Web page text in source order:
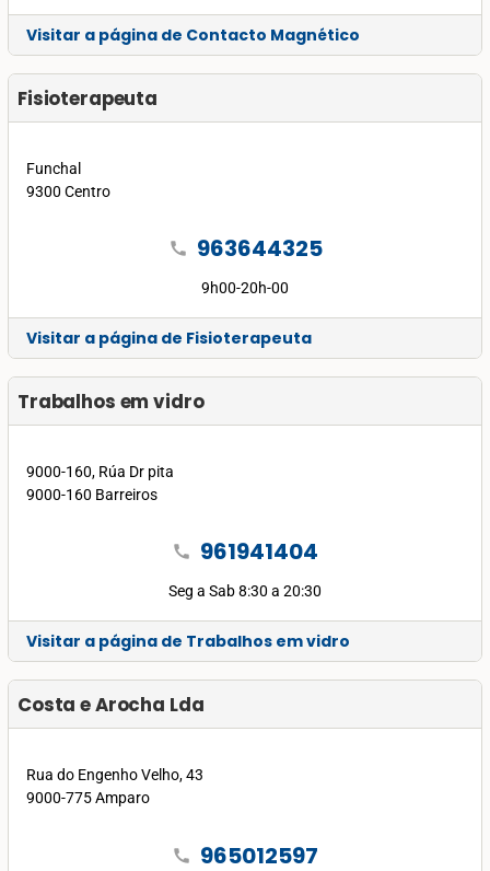
Visitar a página de Contacto Magnético
Fisioterapeuta
Funchal
9300 Centro
call 963644325
9h00-20h-00
Visitar a página de Fisioterapeuta
Trabalhos em vidro
9000-160, Rúa Dr pita
9000-160 Barreiros
call 961941404
Seg a Sab 8:30 a 20:30
Visitar a página de Trabalhos em vidro
Costa e Arocha Lda
Rua do Engenho Velho, 43
9000-775 Amparo
call 965012597